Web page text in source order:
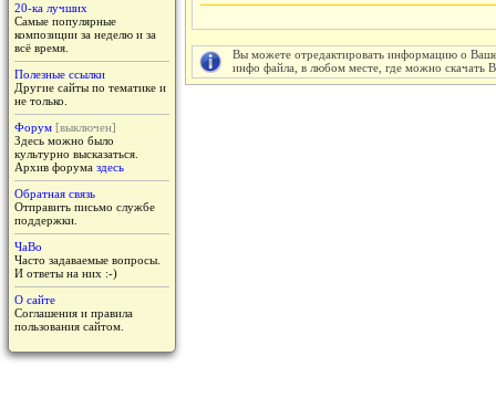
20-ка лучших
Самые популярные
композиции за неделю и за
всё время.
Полезные ссылки
Другие сайты по тематике и
не только.
Форум [выключен]
Здесь можно было
культурно высказаться.
Архив форума здесь
Обратная связь
Отправить письмо службе
поддержки.
ЧаВо
Часто задаваемые вопросы.
И ответы на них :-)
О сайте
Соглашения и правила
пользования сайтом.
Вы можете отредактировать информацию о
инфо файла, в любом месте, где можно скачать